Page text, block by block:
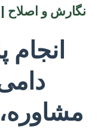
نگارش و اصلاح
انجام